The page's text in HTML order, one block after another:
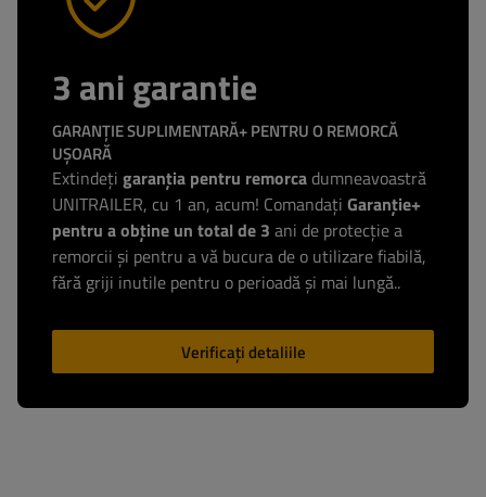
3 ani garantie
GARANȚIE SUPLIMENTARĂ+ PENTRU O REMORCĂ
UȘOARĂ
Extindeți garanția pentru remorcadumneavoastră
UNITRAILER, cu 1 an, acum! Comandați Garanție+
pentru a obține un total de 3 ani de protecție a
remorcii și pentru a vă bucura de o utilizare fiabilă,
fără griji inutile pentru o perioadă și mai lungă..
Verificați detaliile